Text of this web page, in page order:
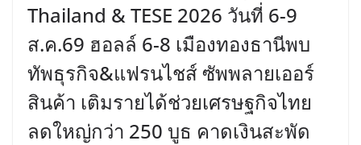
Thailand & TESE 2026 วันที่ 6-9
ส.ค.69 ฮอลล์ 6-8 เมืองทองธานีพบ
ทัพธุรกิจ&แฟรนไชส์ ซัพพลายเออร์
สินค้า เติมรายได้ช่วยเศรษฐกิจไทย
ลดใหญ่กว่า 250 บูธ คาดเงินสะพัด